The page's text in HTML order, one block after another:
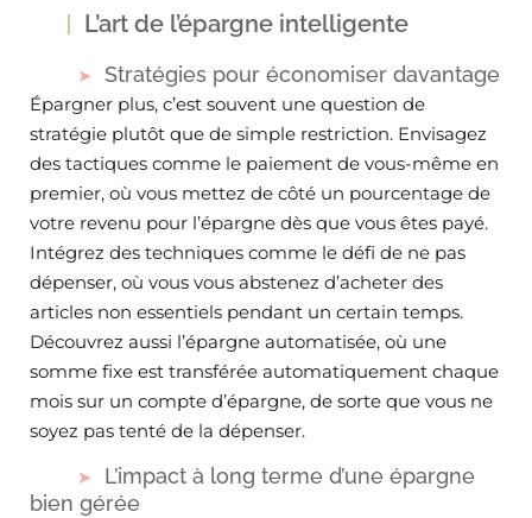
L’art de l’épargne intelligente
Stratégies pour économiser davantage
Épargner plus, c’est souvent une question de
stratégie plutôt que de simple restriction. Envisagez
des tactiques comme le paiement de vous-même en
premier, où vous mettez de côté un pourcentage de
votre revenu pour l’épargne dès que vous êtes payé.
Intégrez des techniques comme le défi de ne pas
dépenser, où vous vous abstenez d’acheter des
articles non essentiels pendant un certain temps.
Découvrez aussi l’épargne automatisée, où une
somme fixe est transférée automatiquement chaque
mois sur un compte d’épargne, de sorte que vous ne
soyez pas tenté de la dépenser.
L’impact à long terme d’une épargne
bien gérée